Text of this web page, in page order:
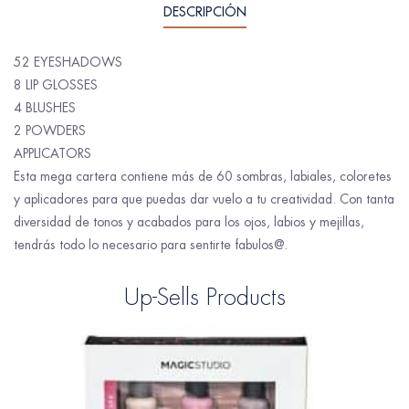
DESCRIPCIÓN
52 EYESHADOWS
8 LIP GLOSSES
4 BLUSHES
2 POWDERS
APPLICATORS
Esta mega cartera contiene más de 60 sombras, labiales, coloretes
y aplicadores para que puedas dar vuelo a tu creatividad. Con tanta
diversidad de tonos y acabados para los ojos, labios y mejillas,
tendrás todo lo necesario para sentirte fabulos@.
Up-Sells Products